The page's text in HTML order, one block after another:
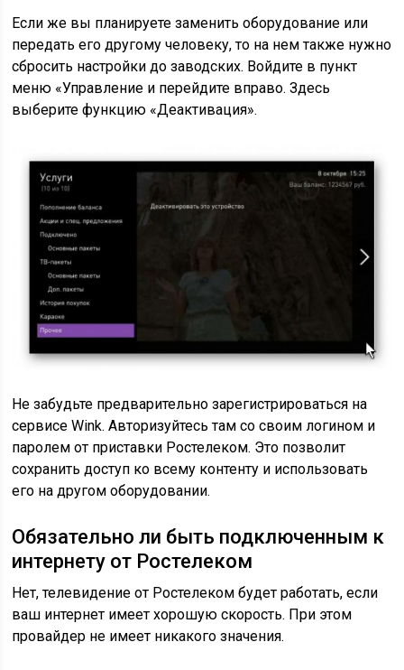
Если же вы планируете заменить оборудование или
передать его другому человеку, то на нем также нужно
сбросить настройки до заводских. Войдите в пункт
меню «Управление и перейдите вправо. Здесь
выберите функцию «Деактивация».
Не забудьте предварительно зарегистрироваться на
сервисе Wink. Авторизуйтесь там со своим логином и
паролем от приставки Ростелеком. Это позволит
сохранить доступ ко всему контенту и использовать
его на другом оборудовании.
Обязательно ли быть подключенным к
интернету от Ростелеком
Нет, телевидение от Ростелеком будет работать, если
ваш интернет имеет хорошую скорость. При этом
провайдер не имеет никакого значения.